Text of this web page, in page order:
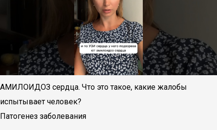
АМИЛОИДОЗ сердца. Что это такое, какие жалобы
испытывает человек?
Патогенез заболевания